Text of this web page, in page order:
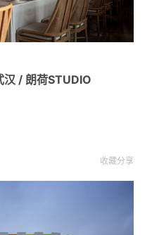
汉 / 朗荷STUDIO
收藏分享